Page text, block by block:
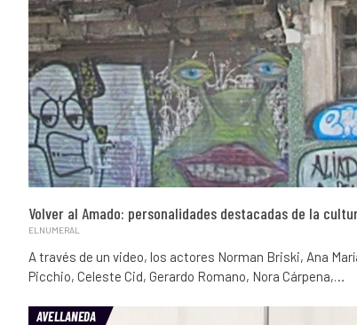
Volver al Amado: personalidades destacadas de la
ELNUMERAL
A través de un video, los actores Norman Briski, Ana
Picchio, Celeste Cid, Gerardo Romano, Nora Cárpena,…
AVELLANEDA